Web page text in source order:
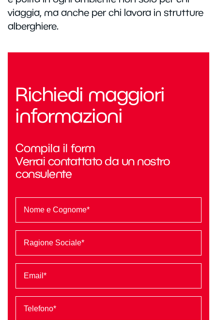
viaggia, ma anche per chi lavora in strutture
alberghiere.
Richiedi maggiori
informazioni
Compila il form
Verrai contattato da un nostro
consulente